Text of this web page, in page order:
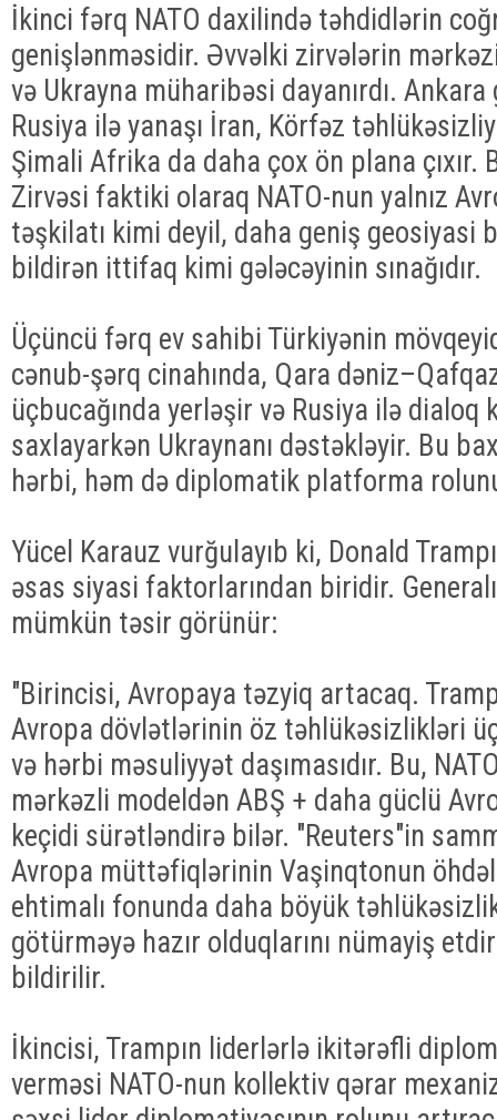
İkinci fərq NATO daxilində təhdidlərin
genişlənməsidir. Əvvəlki zirvələrin
və Ukrayna müharibəsi dayanırdı.
Rusiya ilə yanaşı İran, Körfəz
Şimali Afrika da daha çox ön plana çıxır.
Zirvəsi faktiki olaraq NATO-nun yalnız
təşkilatı kimi deyil, daha geniş geosiyasi
bildirən ittifaq kimi gələcəyinin sınağıdır.
Üçüncü fərq ev sahibi Türkiyənin
cənub-şərq cinahında, Qara
üçbucağında yerləşir və Rusiya ilə dialoq
saxlayarkən Ukraynanı dəstəkləyir. Bu
hərbi, həm də diplomatik platforma
Yücel Karauz vurğulayıb ki, Donald
əsas siyasi faktorlarından biridir.
mümkün təsir görünür:
"Birincisi, Avropaya təzyiq artacaq.
Avropa dövlətlərinin öz təhlükəsizlikləri
və hərbi məsuliyyət daşımasıdır. Bu,
mərkəzli modeldən ABŞ + daha güclü
keçidi sürətləndirə bilər. "Reuters"in
Avropa müttəfiqlərinin Vaşinqtonun
ehtimalı fonunda daha böyük
götürməyə hazır olduqlarını nümayiş
bildirilir.
İkincisi, Trampın liderlərlə ikitərəfli
verməsi NATO-nun kollektiv qərar